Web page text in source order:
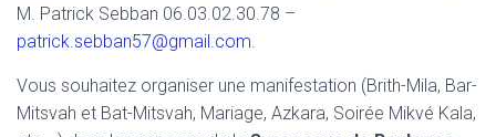
M. Patrick Sebban 06.03.02.30.78 –
patrick.sebban57@gmail.com.
Vous souhaitez organiser une manifestation (Brith-Mila, Bar-
Mitsvah et Bat-Mitsvah, Mariage, Azkara, Soirée Mikvé Kala,